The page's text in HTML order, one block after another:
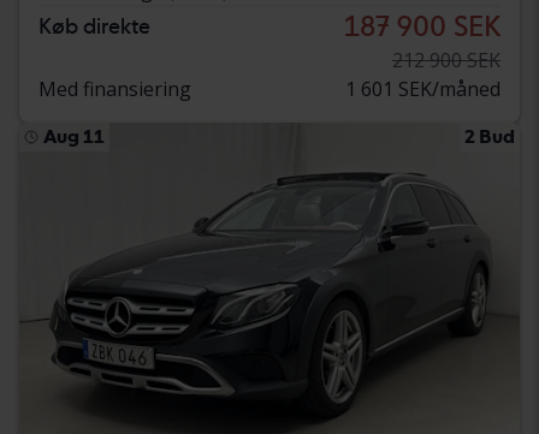
Køb direkte 187 900 SEK
212 900 SEK
Med finansiering
1 601 SEK/måned
Aug 11 2 Bud